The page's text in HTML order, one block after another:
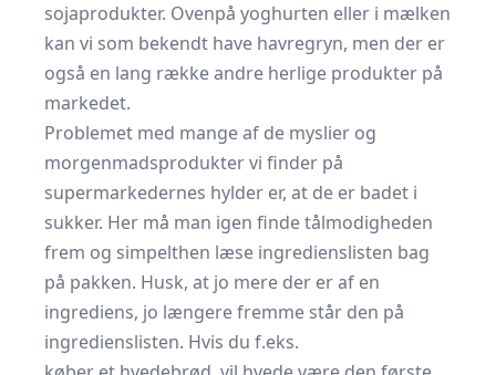
sojaprodukter. Ovenpå yoghurten eller i mælken
kan vi som bekendt have havregryn, men der er
også en lang række andre herlige produkter på
markedet.
Problemet med mange af de myslier og
morgenmadsprodukter vi finder på
supermarkedernes hylder er, at de er badet i
sukker. Her må man igen finde tålmodigheden
frem og simpelthen læse ingredienslisten bag
på pakken. Husk, at jo mere der er af en
ingrediens, jo længere fremme står den på
ingredienslisten. Hvis du f.eks.